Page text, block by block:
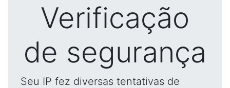
Verificação
de segurança
Seu IP fez diversas tentativas de